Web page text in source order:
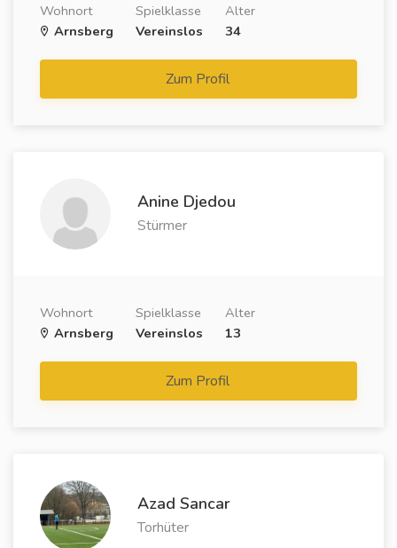
Wohnort
Arnsberg
Spielklasse
Vereinslos
Alter
34
Zum Profil
Anine Djedou
Stürmer
Wohnort
Arnsberg
Spielklasse
Vereinslos
Alter
13
Zum Profil
Azad Sancar
Torhüter